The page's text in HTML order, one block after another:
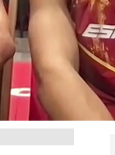
ya piensan en
prueba de los
y plantearte
tanto
sueño de